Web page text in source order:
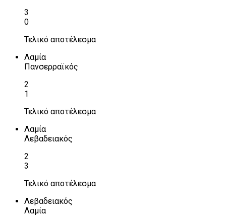
3
0
Τελικό αποτέλεσμα
Λαμία
Πανσερραϊκός
2
1
Τελικό αποτέλεσμα
Λαμία
Λεβαδειακός
2
3
Τελικό αποτέλεσμα
Λεβαδειακός
Λαμία